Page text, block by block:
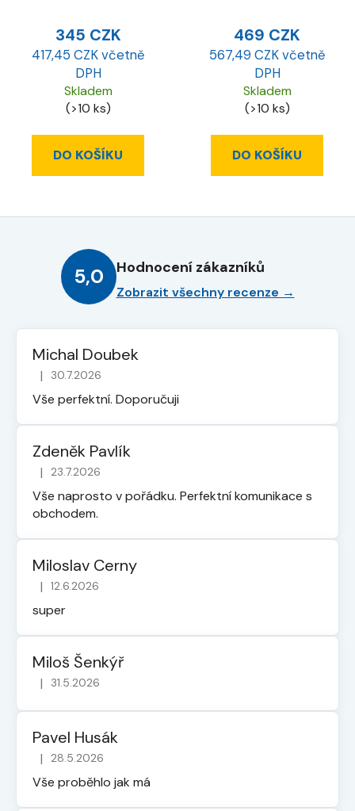
345 CZK
417,45 CZK včetně
DPH
Skladem
(>10 ks)
DO KOŠÍKU
469 CZK
567,49 CZK včetně
DPH
Skladem
(>10 ks)
DO KOŠÍKU
5,0 Hodnocení zákazníků
Zobrazit všechny recenze →
Michal Doubek
Hodnocení obchodu je 5 z 5 hvězdiček.
| 30.7.2026
Vše perfektní. Doporučuji
Zdeněk Pavlík
Hodnocení obchodu je 5 z 5 hvězdiček.
| 23.7.2026
Vše naprosto v pořádku. Perfektní komunikace s
obchodem.
Miloslav Cerny
Hodnocení obchodu je 5 z 5 hvězdiček.
| 12.6.2026
super
Miloš Šenkýř
Hodnocení obchodu je 5 z 5 hvězdiček.
| 31.5.2026
Pavel Husák
Hodnocení obchodu je 5 z 5 hvězdiček.
| 28.5.2026
Vše proběhlo jak má